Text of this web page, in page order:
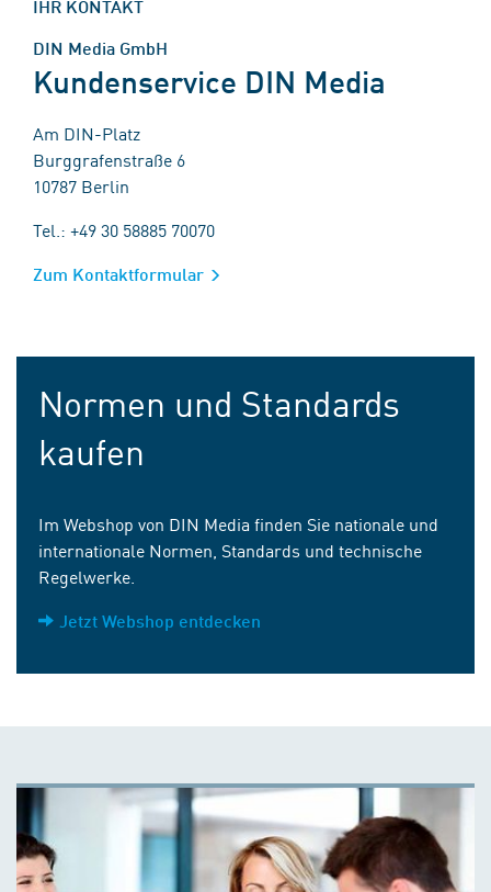
IHR KONTAKT
DIN Media GmbH
Kundenservice DIN Media
Am DIN-Platz
Burggrafenstraße 6
10787 Berlin
Tel.: +49 30 58885 70070
Zum Kontaktformular
Normen und Standards
kaufen
Im Webshop von DIN Media finden Sie nationale und
internationale Normen, Standards und technische
Regelwerke.
Jetzt Webshop entdecken